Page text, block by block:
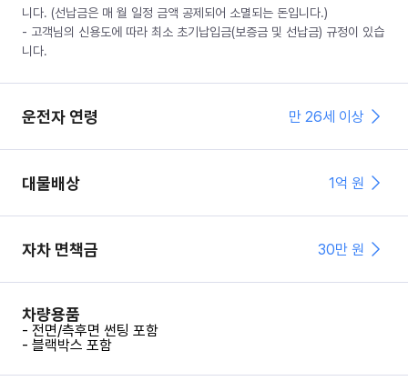
니다. (선납금은 매 월 일정 금액 공제되어 소멸되는 돈입니다.)
- 고객님의 신용도에 따라 최소 초기납입금(보증금 및 선납금) 규정이 있습
니다.
운전자 연령 만 26세 이상
대물배상 1억 원
자차 면책금 30만 원
차량용품
- 전면/측후면 썬팅 포함
- 블랙박스 포함